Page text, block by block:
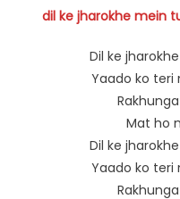
dil ke jharokhe mein
Dil ke
Yaado ko teri
Mat ho
Dil ke
Yaado ko teri